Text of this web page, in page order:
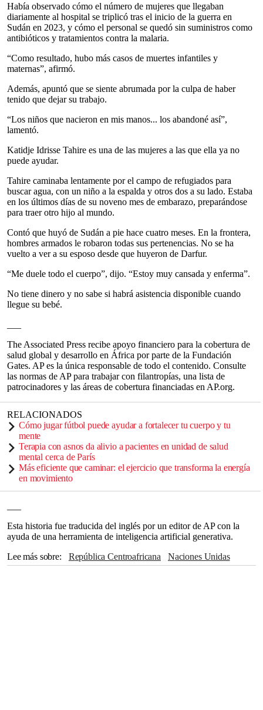
Había observado cómo el número de mujeres que llegaban
diariamente al hospital se triplicó tras el inicio de la guerra en
Sudán en 2023, y cómo el personal se quedó sin suministros como
antibióticos y tratamientos contra la malaria.
“Como resultado, hubo más casos de muertes infantiles y
maternas”, afirmó.
Además, apuntó que se siente abrumada por la culpa de haber
tenido que dejar su trabajo.
“Los niños que nacieron en mis manos... los abandoné así”,
lamentó.
Katidje Idrisse Tahire es una de las mujeres a las que ella ya no
puede ayudar.
Tahire caminaba lentamente por el campo de refugiados para
buscar agua, con un niño a la espalda y otros dos a su lado. Estaba
en los últimos días de su noveno mes de embarazo, preparándose
para traer otro hijo al mundo.
Contó que huyó de Sudán a pie hace cuatro meses. En la frontera,
hombres armados le robaron todas sus pertenencias. No se ha
vuelto a ver a su esposo desde que huyeron de Darfur.
“Me duele todo el cuerpo”, dijo. “Estoy muy cansada y enferma”.
No tiene dinero y no sabe si habrá asistencia disponible cuando
llegue su bebé.
The Associated Press recibe apoyo financiero para la cobertura de
salud global y desarrollo en África por parte de la Fundación
Gates. AP es la única responsable de todo el contenido. Consulte
las normas de AP para trabajar con filantropías, una lista de
patrocinadores y las áreas de cobertura financiadas en AP.org.
RELACIONADOS
Cómo jugar fútbol puede ayudar a fortalecer tu cuerpo y tu
mente
Terapia con asnos da alivio a pacientes en unidad de salud
mental cerca de París
Más eficiente que caminar: el ejercicio que transforma la energía
en movimiento
Esta historia fue traducida del inglés por un editor de AP con la
ayuda de una herramienta de inteligencia artificial generativa.
Lee más sobre
República Centroafricana
Naciones Unidas